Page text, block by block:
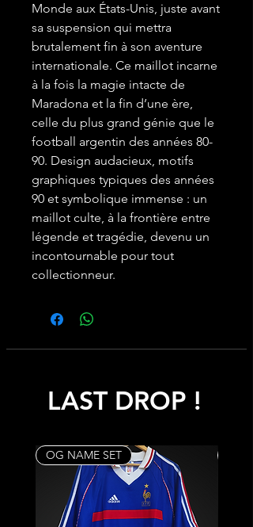
Monde aux États-Unis, juste avant
sa suspension qui mettra
brutalement fin à son aventure
internationale. Ce maillot incarne
à la fois la magie intacte de
Maradona et la fin d’une ère,
celle du plus grand génie que le
football argentin des années 80-
90. Design audacieux, motifs
graphiques typiques des années
90 et symbolique immense : un
maillot culte, à la frontière entre
légende et tragédie, devenu un
incontournable pour tout
collectionneur.
LAST DROP !
OG NAME SET